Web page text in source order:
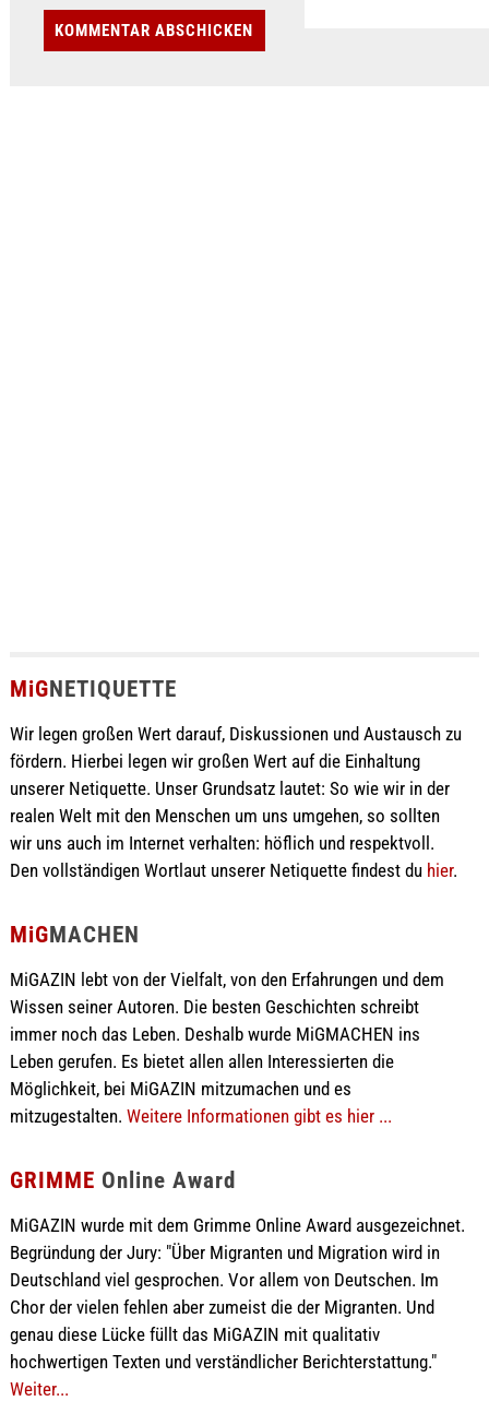
MiGNETIQUETTE
Wir legen großen Wert darauf, Diskussionen und Austausch zu
fördern. Hierbei legen wir großen Wert auf die Einhaltung
unserer Netiquette. Unser Grundsatz lautet: So wie wir in der
realen Welt mit den Menschen um uns umgehen, so sollten
wir uns auch im Internet verhalten: höflich und respektvoll.
Den vollständigen Wortlaut unserer Netiquette findest du hier.
MiGMACHEN
MiGAZIN lebt von der Vielfalt, von den Erfahrungen und dem
Wissen seiner Autoren. Die besten Geschichten schreibt
immer noch das Leben. Deshalb wurde MiGMACHEN ins
Leben gerufen. Es bietet allen allen Interessierten die
Möglichkeit, bei MiGAZIN mitzumachen und es
mitzugestalten. Weitere Informationen gibt es hier ...
GRIMME Online Award
MiGAZIN wurde mit dem Grimme Online Award ausgezeichnet.
Begründung der Jury: "Über Migranten und Migration wird in
Deutschland viel gesprochen. Vor allem von Deutschen. Im
Chor der vielen fehlen aber zumeist die der Migranten. Und
genau diese Lücke füllt das MiGAZIN mit qualitativ
hochwertigen Texten und verständlicher Berichterstattung."
Weiter...